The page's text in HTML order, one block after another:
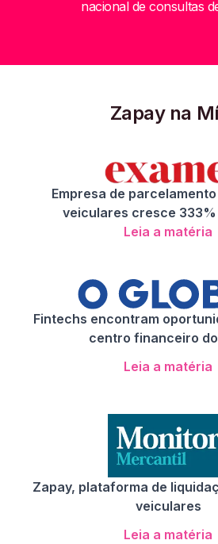
nacional de consultas
Zapay na
Empresa de
veiculares cresce 333%
Leia a matéria
Fintechs encontram
centro financeiro
Leia a matéria
Zapay, plataforma de
veiculares
Leia a matéria